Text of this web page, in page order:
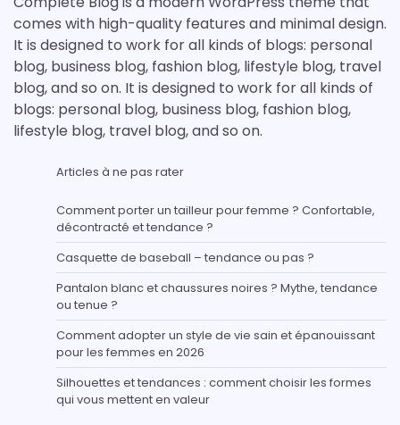
comes with high-quality features and minimal design.
It is designed to work for all kinds of blogs: personal
blog, business blog, fashion blog, lifestyle blog, travel
blog, and so on. It is designed to work for all kinds of
blogs: personal blog, business blog, fashion blog,
lifestyle blog, travel blog, and so on.
Articles à ne pas rater
Comment porter un tailleur pour femme ? Confortable,
décontracté et tendance ?
Casquette de baseball – tendance ou pas ?
Pantalon blanc et chaussures noires ? Mythe, tendance
ou tenue ?
Comment adopter un style de vie sain et épanouissant
pour les femmes en 2026
Silhouettes et tendances : comment choisir les formes
qui vous mettent en valeur